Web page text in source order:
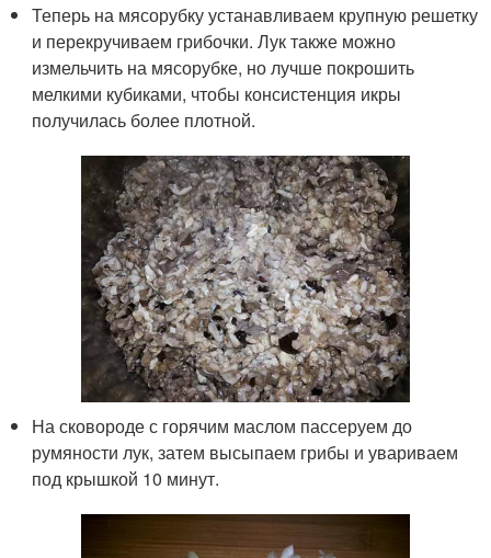
Теперь на мясорубку устанавливаем крупную решетку
и перекручиваем грибочки. Лук также можно
измельчить на мясорубке, но лучше покрошить
мелкими кубиками, чтобы консистенция икры
получилась более плотной.
На сковороде с горячим маслом пассеруем до
румяности лук, затем высыпаем грибы и увариваем
под крышкой 10 минут.